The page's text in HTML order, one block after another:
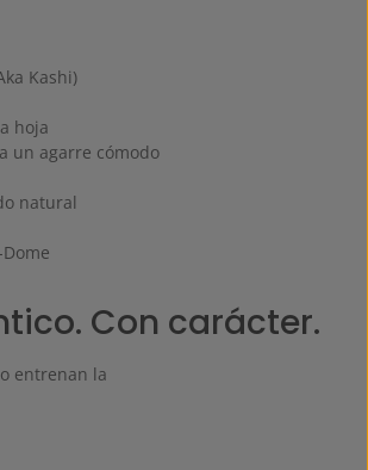
Kashi)
hoja
un agarre cómodo
natural
Con carácter.
entrenan la